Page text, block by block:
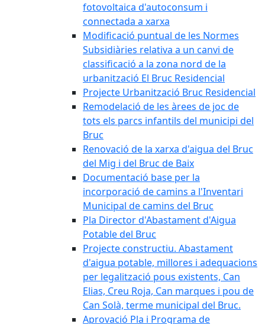
fotovoltaica d'autoconsum i
connectada a xarxa
Modificació puntual de les Normes
Subsidiàries relativa a un canvi de
classificació a la zona nord de la
urbanització El Bruc Residencial
Projecte Urbanització Bruc Residencial
Remodelació de les àrees de joc de
tots els parcs infantils del municipi del
Bruc
Renovació de la xarxa d'aigua del Bruc
del Mig i del Bruc de Baix
Documentació base per la
incorporació de camins a l'Inventari
Municipal de camins del Bruc
Pla Director d'Abastament d'Aigua
Potable del Bruc
Projecte constructiu. Abastament
d'aigua potable, millores i adequacions
per legalització pous existents, Can
Elias, Creu Roja, Can marques i pou de
Can Solà, terme municipal del Bruc.
Aprovació Pla i Programa de